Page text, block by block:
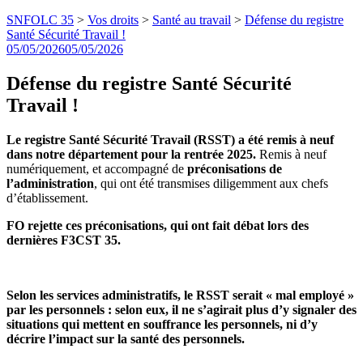
SNFOLC 35 > Vos droits > Santé au travail > Défense du registre
Santé Sécurité Travail !
Publié
05/05/202605/05/2026
Défense du registre Santé Sécurité
Travail !
Le registre Santé Sécurité Travail (RSST) a été remis à neuf
dans notre département pour la rentrée 2025. Remis à neuf
numériquement, et accompagné de préconisations de
l’administration, qui ont été transmises diligemment aux chefs
d’établissement.
FO rejette ces préconisations, qui ont fait débat lors des
dernières F3CST 35.
Selon les services administratifs, le RSST serait « mal employé »
par les personnels : selon eux, il ne s’agirait plus d’y signaler des
situations qui mettent en souffrance les personnels, ni d’y
décrire l’impact sur la santé des personnels.